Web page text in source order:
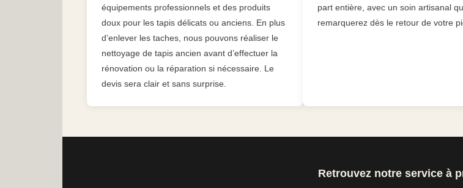
équipements professionnels et des produits
doux pour les tapis délicats ou anciens. En plus
d’enlever les taches, nous pouvons réaliser le
nettoyage de tapis ancien avant d’effectuer la
rénovation ou la réparation si nécessaire. Le
devis sera clair et sans surprise.
part entière, avec un soin artisanal
remarquerez dès le retour de votre
Retrouvez notre service à